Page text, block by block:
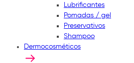
Lubrificantes
Pomadas / gel
Preservativos
Shampoo
Dermocosméticos